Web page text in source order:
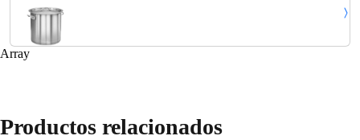
Array
Productos relacionados